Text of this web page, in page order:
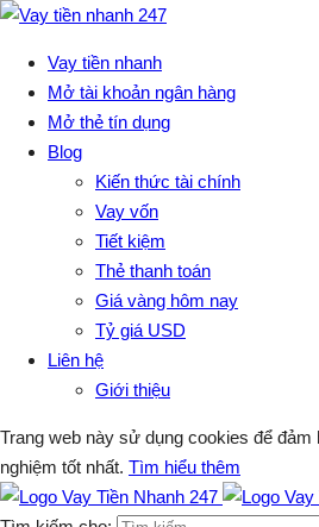
Vay tiền nhanh
Mở tài khoản ngân hàng
Mở thẻ tín dụng
Blog
Kiến thức tài chính
Vay vốn
Tiết kiệm
Thẻ thanh toán
Giá vàng hôm nay
Tỷ giá USD
Liên hệ
Giới thiệu
Trang web này sử dụng cookies để
nghiệm tốt nhất. Tìm hiểu thêm